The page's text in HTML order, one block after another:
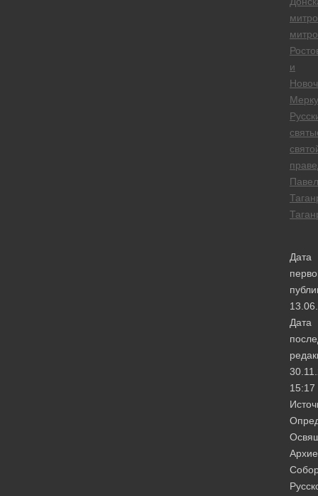
и
Павел
Дата
Дата
15:17